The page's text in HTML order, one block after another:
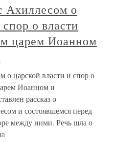
Ахиллесом о
о власти
царем Иоанном
о царской власти и спор о
Иоанном и
рассказ о
и состоявшемся перед
между ними. Речь шла о